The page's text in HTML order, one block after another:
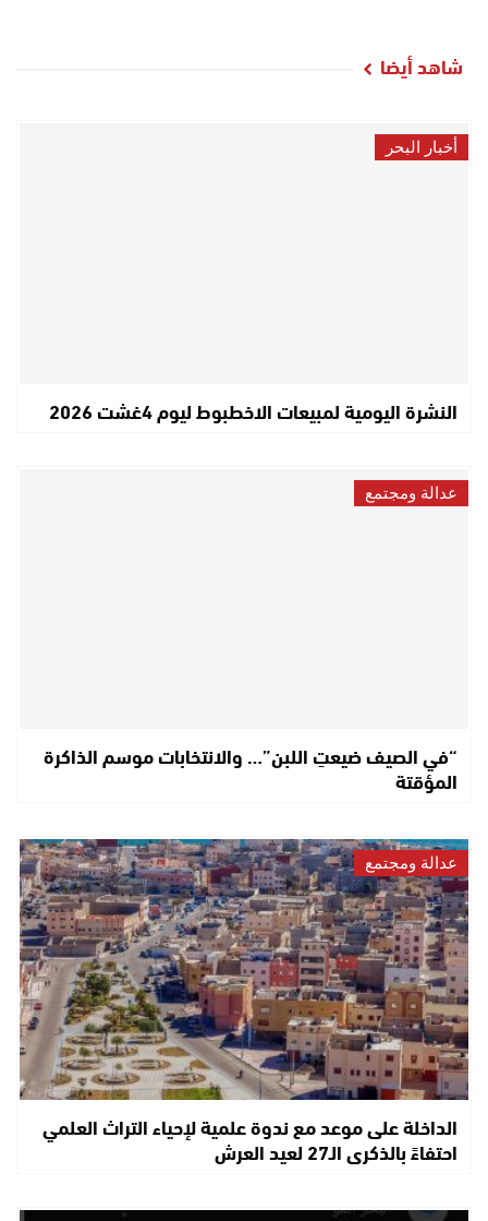
شاهد أيضا
أخبار البحر
النشرة اليومية لمبيعات الاخطبوط ليوم 4غشت 2026
عدالة ومجتمع
“في الصيف ضيعتِ اللبن”… والانتخابات موسم الذاكرة
المؤقتة
عدالة ومجتمع
الداخلة على موعد مع ندوة علمية لإحياء التراث العلمي
احتفاءً بالذكرى الـ27 لعيد العرش